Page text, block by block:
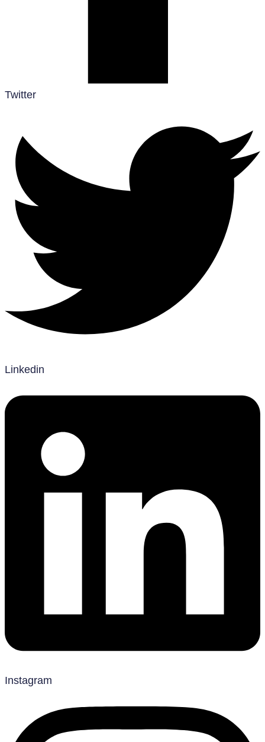
Twitter
Linkedin
Instagram